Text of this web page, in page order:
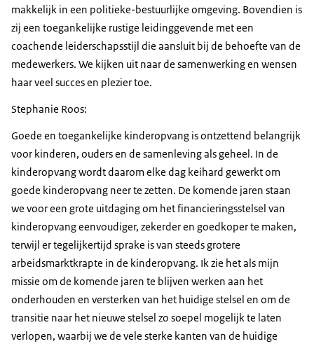
makkelijk in een politieke-bestuurlijke omgeving. Bovendien is
zij een toegankelijke rustige leidinggevende met een
coachende leiderschapsstijl die aansluit bij de behoefte van de
medewerkers. We kijken uit naar de samenwerking en wensen
haar veel succes en plezier toe.
Stephanie Roos:
Goede en toegankelijke kinderopvang is ontzettend belangrijk
voor kinderen, ouders en de samenleving als geheel. In de
kinderopvang wordt daarom elke dag keihard gewerkt om
goede kinderopvang neer te zetten. De komende jaren staan
we voor een grote uitdaging om het financieringsstelsel van
kinderopvang eenvoudiger, zekerder en goedkoper te maken,
terwijl er tegelijkertijd sprake is van steeds grotere
arbeidsmarktkrapte in de kinderopvang. Ik zie het als mijn
missie om de komende jaren te blijven werken aan het
onderhouden en versterken van het huidige stelsel en om de
transitie naar het nieuwe stelsel zo soepel mogelijk te laten
verlopen, waarbij we de vele sterke kanten van de huidige